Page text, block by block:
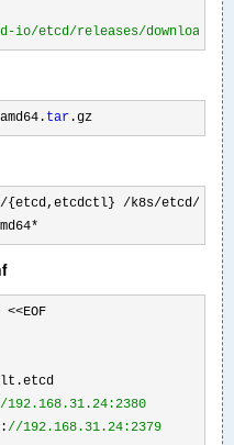
io/etcd/releases/download/
tar .gz
{etcd,etcdctl} /k8s/etcd/ bin
<<EOF
192.168.31.24:2380
//192.168.31.24:2379